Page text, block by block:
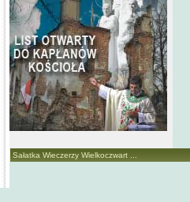
Sałatka Wieczerzy Wielkoczwart ...